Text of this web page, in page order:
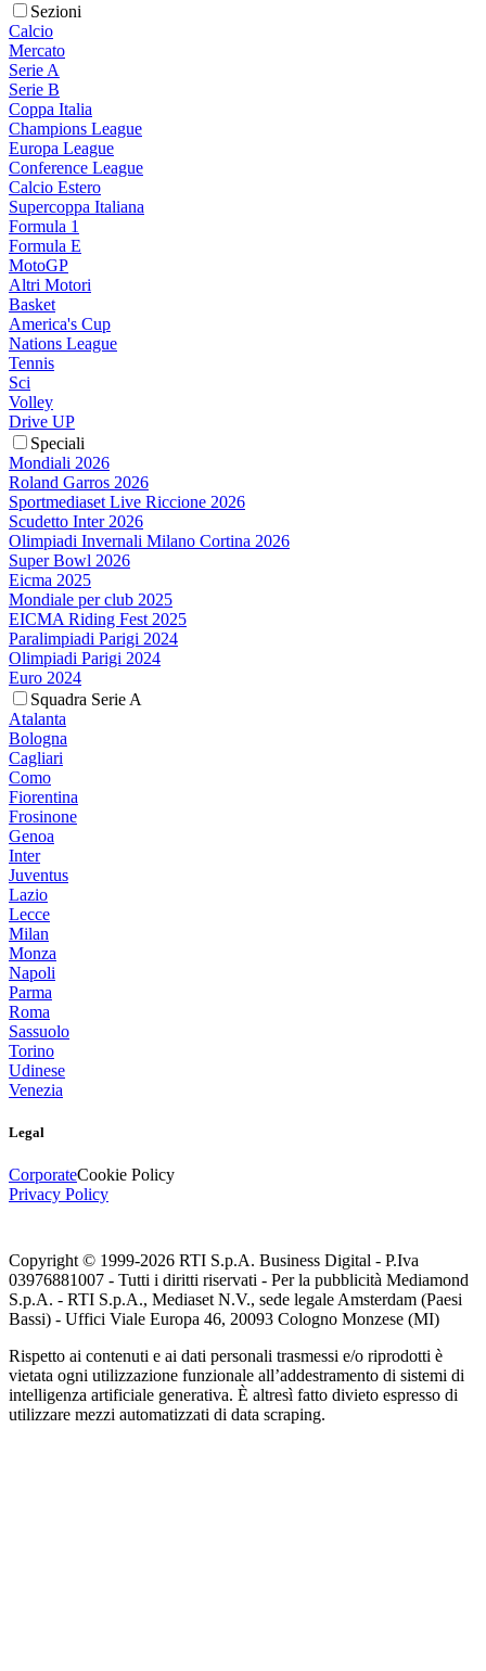
Sezioni
Calcio
Mercato
Serie A
Serie B
Coppa Italia
Champions League
Europa League
Conference League
Calcio Estero
Supercoppa Italiana
Formula 1
Formula E
MotoGP
Altri Motori
Basket
America's Cup
Nations League
Tennis
Sci
Volley
Drive UP
Speciali
Mondiali 2026
Roland Garros 2026
Sportmediaset Live Riccione 2026
Scudetto Inter 2026
Olimpiadi Invernali Milano Cortina 2026
Super Bowl 2026
Eicma 2025
Mondiale per club 2025
EICMA Riding Fest 2025
Paralimpiadi Parigi 2024
Olimpiadi Parigi 2024
Euro 2024
Squadra Serie A
Atalanta
Bologna
Cagliari
Como
Fiorentina
Frosinone
Genoa
Inter
Juventus
Lazio
Lecce
Milan
Monza
Napoli
Parma
Roma
Sassuolo
Torino
Udinese
Venezia
Legal
CorporateCookie Policy
Privacy Policy
Copyright © 1999-2026 RTI S.p.A. Business Digital - P.Iva
03976881007 - Tutti i diritti riservati - Per la pubblicità Mediamond
S.p.A. - RTI S.p.A., Mediaset N.V., sede legale Amsterdam (Paesi
Bassi) - Uffici Viale Europa 46, 20093 Cologno Monzese (MI)
Rispetto ai contenuti e ai dati personali trasmessi e/o riprodotti è
vietata ogni utilizzazione funzionale all’addestramento di sistemi di
intelligenza artificiale generativa. È altresì fatto divieto espresso di
utilizzare mezzi automatizzati di data scraping.